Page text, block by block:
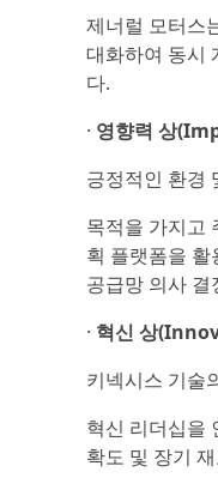
제너럴 모터스
대화하여 동시
다.
· 영향력 상
긍정적인 환경
목적을 가지고
획 플랫폼을
공급망 의사
· 혁신 상
키넥시스 기술
혁신 리더십을
확도 및 장기